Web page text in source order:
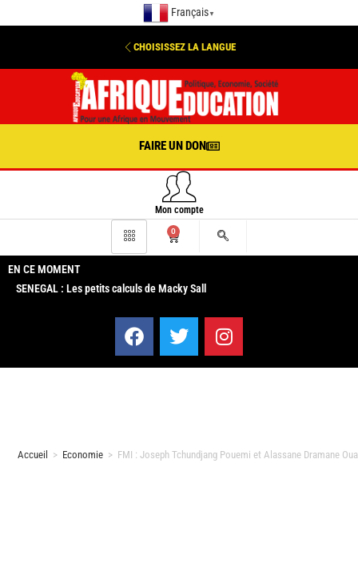
Français ▼
CHOISISSEZ LA LANGUE
FAIRE UN DON
Mon compte
0
EN CE MOMENT
SENEGAL : Les petits calculs de Macky Sall
Accueil > Economie > FMI : Joseph Tchundjang Pouemi et Alassane Dramane